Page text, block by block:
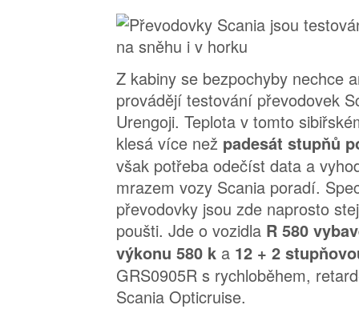
Z kabiny se bezpochyby nechce
provádějí testování převodovek
Urengoji. Teplota v tomto
klesá více než padesát stupňů
však potřeba odečíst data a
mrazem vozy Scania poradí.
převodovky jsou zde naprosto
poušti. Jde o vozidla R 580
výkonu 580 k a 12 + 2
GRS0905R s rychloběhem,
Scania Opticruise.